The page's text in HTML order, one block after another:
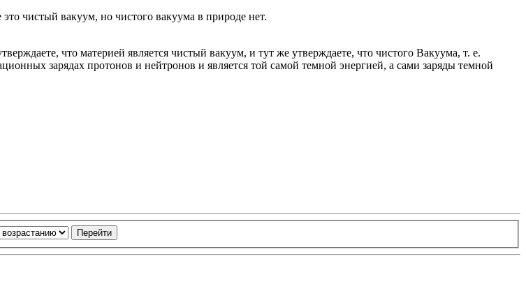
чистый вакуум, но чистого вакуума в природе нет.
что материей является чистый вакуум, и тут же утверждаете, что чистого Вакуума, т. е.
зарядах протонов и нейтронов и является той самой темной энергией, а сами заряды темной